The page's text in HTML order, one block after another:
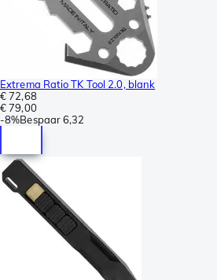
Extrema Ratio TK Tool 2.0, blank
€ 72,68
€ 79,00
-8%Bespaar6,32